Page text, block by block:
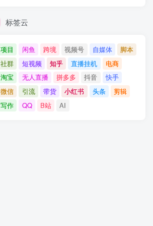
标签云
项目 闲鱼 跨境 视频号 自媒体
脚本
社群
短视频 知乎 直播挂机
电商
淘宝
无人直播 拼多多 抖音
快手
微信
引流 带货 小红书 头条
剪辑
写作
QQ B站 AI